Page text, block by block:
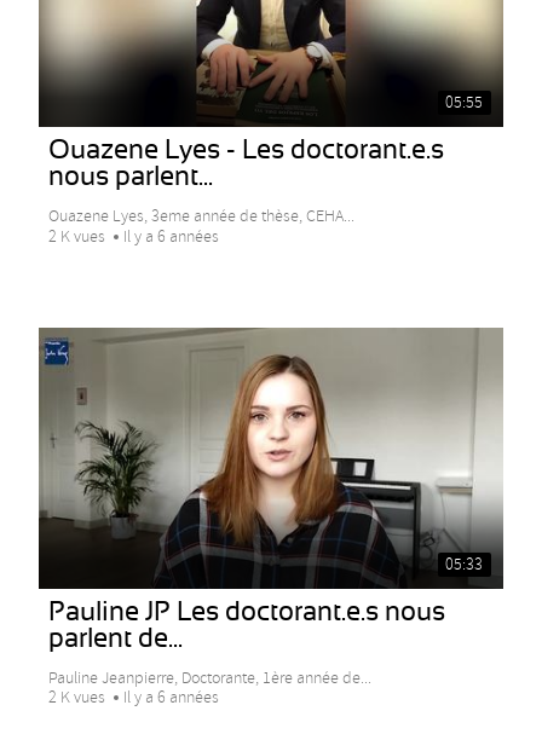
05:55
Ouazene Lyes - Les doctorant.e.s
nous parlent...
Ouazene Lyes, 3eme année de thèse, CEHA...
2 K vues
Il y a 6 années
05:33
Pauline JP Les doctorant.e.s nous
parlent de...
Pauline Jeanpierre, Doctorante, 1ère année de...
2 K vues
Il y a 6 années